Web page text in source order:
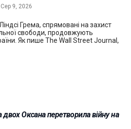
Сер 9, 2026
Грема, спрямовані на захист
свободи, продовжують
Як пише The Wall Street Journal,
Оксана перетворила війну на